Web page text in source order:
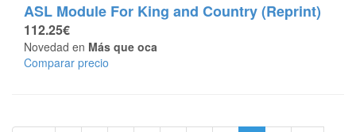
ASL Module For King and Country (Reprint)
112.25€
Novedad en Más que oca
Comparar precio